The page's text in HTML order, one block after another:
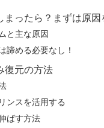
まったら？まずは原因
と主な原因
諦める必要なし！
復元の方法
ンスを活用する
ばす方法